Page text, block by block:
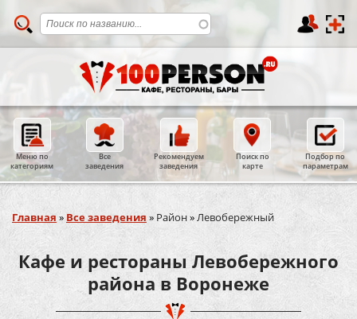
Меню по
категориям
Все
заведения
Рекомендуем
заведения
Поиск по
карте
Подбор по
параметрам
Вы здесь
Главная » Все заведения » Район»Левобережный
Кафе и рестораны Левобережного
района в Воронеже